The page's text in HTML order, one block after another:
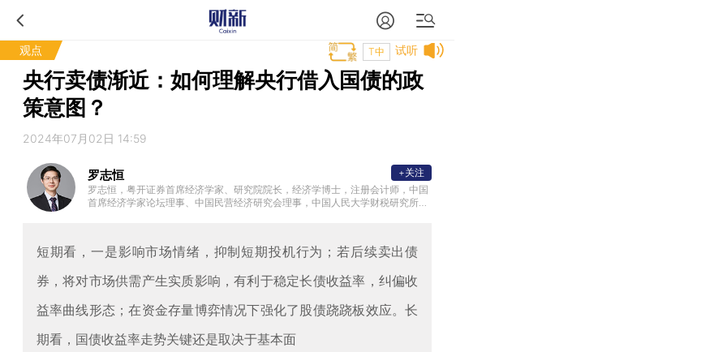
观点 试听
T中
央行卖债渐近：如何理解央行借入国债的政
策意图？
2024年07月02日 14:59
罗志恒
罗志恒，粤开证券首席经济学家、研究院院长，经济学博士，注册会计师，中国
首席经济学家论坛理事、中国民营经济研究会理事，中国人民大学财税研究所兼
+关注
短期看，一是影响市场情绪，抑制短期投机行为；若后续卖出债
券，将对市场供需产生实质影响，有利于稳定长债收益率，纠偏收
益率曲线形态；在资金存量博弈情况下强化了股债跷跷板效应。长
期看，国债收益率走势关键还是取决于基本面